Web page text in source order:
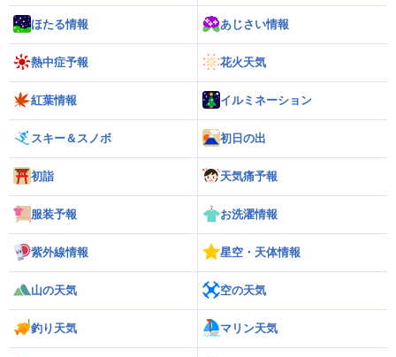
ほたる情報 あじさい情報
熱中症予報 花火天気
紅葉情報 イルミネーション
スキー＆スノボ 初日の出
初詣 天気痛予報
服装予報 お洗濯情報
紫外線情報 星空・天体情報
山の天気 空の天気
釣り天気 マリン天気